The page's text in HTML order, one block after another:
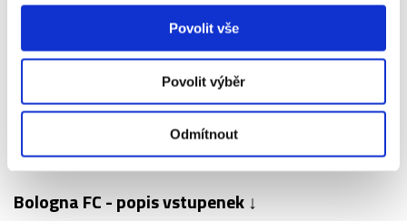
Povolit vše
Povolit výběr
Odmítnout
Bologna FC - AC
kategorie Premium
+820 Kč
Bologna FC - popis vstupenek ↓